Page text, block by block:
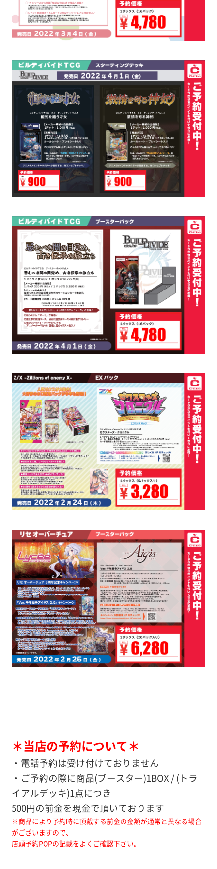
＊当店の予約について＊
・電話予約は受け付けておりません
・ご予約の際に商品(ブースター)1BOX / (トラ
イアルデッキ)1点につき
500円の前金を現金で頂いております
※商品により予約時に頂戴する前金の金額が通常と異なる場合
がございますので、
店頭予約POPの記載をよくご確認下さい。